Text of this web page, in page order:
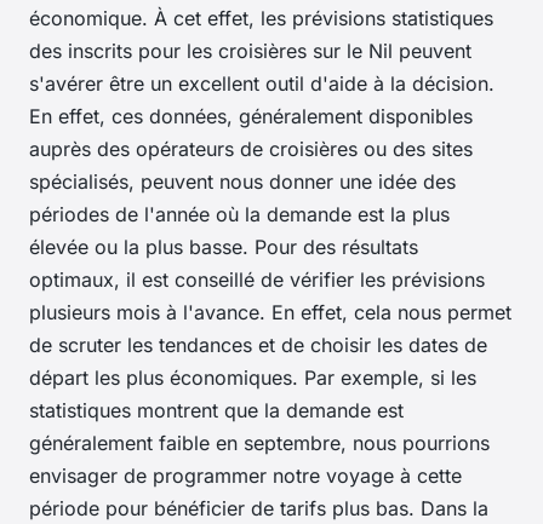
économique. À cet effet, les prévisions statistiques
des inscrits pour les croisières sur le Nil peuvent
s'avérer être un excellent outil d'aide à la décision.
En effet, ces données, généralement disponibles
auprès des opérateurs de croisières ou des sites
spécialisés, peuvent nous donner une idée des
périodes de l'année où la demande est la plus
élevée ou la plus basse. Pour des résultats
optimaux, il est conseillé de vérifier les prévisions
plusieurs mois à l'avance. En effet, cela nous permet
de scruter les tendances et de choisir les dates de
départ les plus économiques. Par exemple, si les
statistiques montrent que la demande est
généralement faible en septembre, nous pourrions
envisager de programmer notre voyage à cette
période pour bénéficier de tarifs plus bas. Dans la